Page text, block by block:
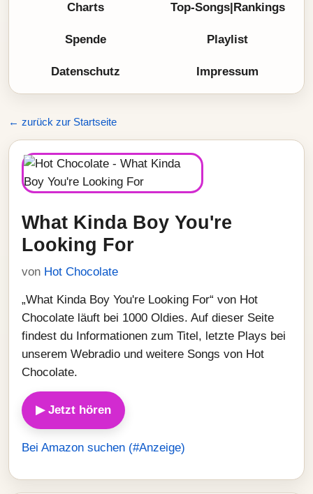
Charts Top-Songs|Rankings
Spende Playlist
Datenschutz Impressum
← zurück zur Startseite
What Kinda Boy You're
Looking For
von Hot Chocolate
„What Kinda Boy You're Looking For“ von Hot
Chocolate läuft bei 1000 Oldies. Auf dieser Seite
findest du Informationen zum Titel, letzte Plays bei
unserem Webradio und weitere Songs von Hot
Chocolate.
▶ Jetzt hören
Bei Amazon suchen (#Anzeige)